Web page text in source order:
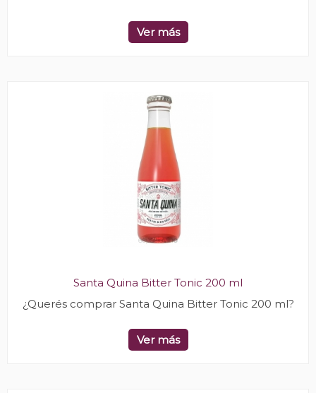
Ver más
Santa Quina Bitter Tonic 200 ml
¿Querés comprar Santa Quina Bitter Tonic 200 ml?
Ver más